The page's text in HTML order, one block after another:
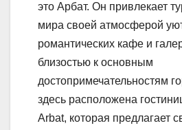
это Арбат. Он привлекает
мира своей атмосферой
романтических кафе и
близостью к основным
достопримечательностям
здесь расположена
Arbat, которая предлагает